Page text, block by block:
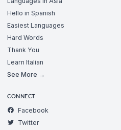
Hello in Spanish
Easiest Languages
Hard Words
Thank You
Learn Italian
See More →
CONNECT
Facebook
Twitter